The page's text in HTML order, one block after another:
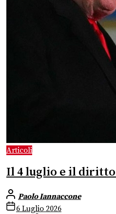
Articoli
Il 4 luglio e il
Paolo Iannaccone
6 Luglio 2026